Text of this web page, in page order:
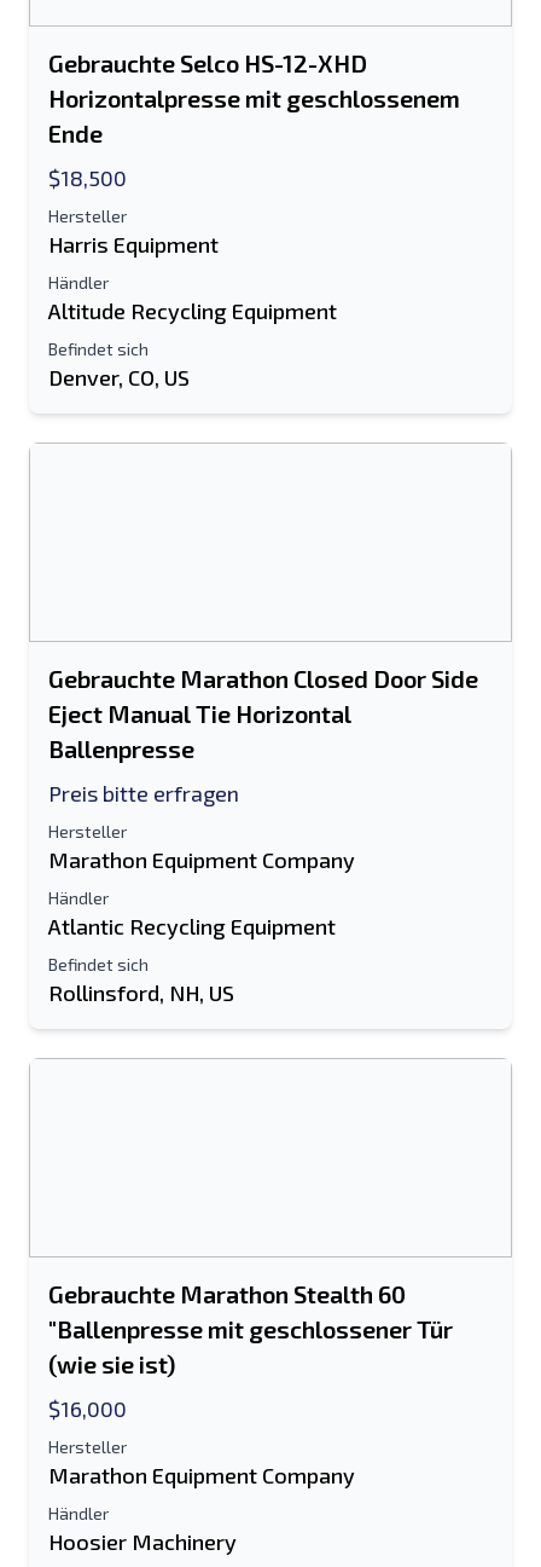
Gebrauchte Selco HS-12-XHD
Horizontalpresse mit geschlossenem
Ende
$18,500
Hersteller
Harris Equipment
Händler
Altitude Recycling Equipment
Befindet sich
Denver, CO, US
Gebrauchte Marathon Closed Door Side
Eject Manual Tie Horizontal
Ballenpresse
Preis bitte erfragen
Hersteller
Marathon Equipment Company
Händler
Atlantic Recycling Equipment
Befindet sich
Rollinsford, NH, US
Gebrauchte Marathon Stealth 60
"Ballenpresse mit geschlossener Tür
(wie sie ist)
$16,000
Hersteller
Marathon Equipment Company
Händler
Hoosier Machinery